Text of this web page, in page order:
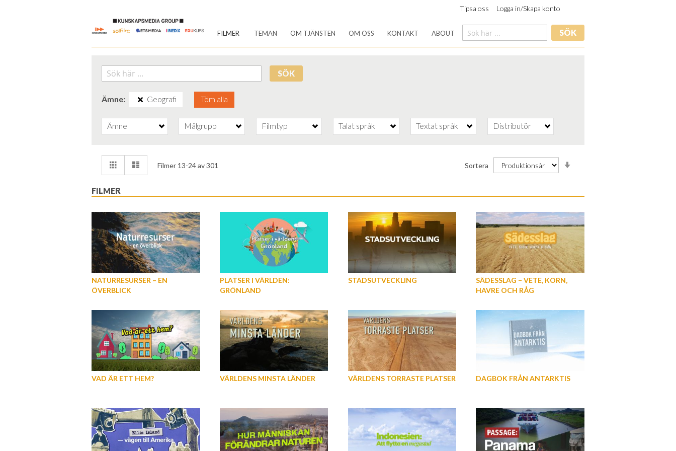
Tipsa oss Logga in/Skapa konto
Content
FILMER TEMAN OM TJÄNSTEN OM OSS KONTAKT ABOUT SÖK
SÖK
Ämne Geografi Töm alla
Ämne Målgrupp Filmtyp Talat språk Textat språk Distributör
Visa
som
Rutnät ListaFilmer 13-24av301 Sortera
FILMER
NATURRESURSER – EN
ÖVERBLICK
PLATSER I VÄRLDEN:
GRÖNLAND
STADSUTVECKLING
SÄDESSLAG − VETE, KORN,
HAVRE OCH RÅG
VAD ÄR ETT HEM? VÄRLDENS MINSTA LÄNDER VÄRLDENS TORRASTE PLATSER DAGBOK FRÅN ANTARKTIS